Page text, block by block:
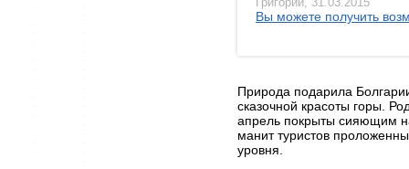
Вы можете получить
Природа подарила
сказочной красоты горы.
апрель покрыты сияющим
манит туристов
уровня.